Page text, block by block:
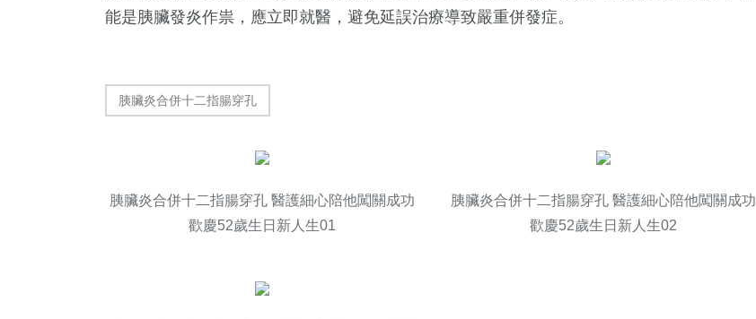
能是胰臟發炎作祟，應立即就醫，避免延誤治療導致嚴重併發症。
胰臟炎合併十二指腸穿孔
胰臟炎合併十二指腸穿孔 醫護細心陪他闖關成功
歡慶52歲生日新人生01
胰臟炎合併十二指腸穿孔 醫護細心陪他闖關成功
歡慶52歲生日新人生02